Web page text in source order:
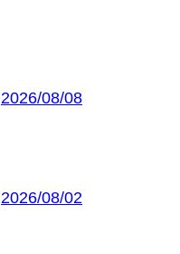
2026/08/08
2026/08/02